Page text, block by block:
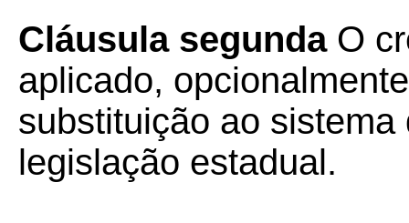
Cláusula segundaO
aplicado,
substituição ao
legislação estadual.